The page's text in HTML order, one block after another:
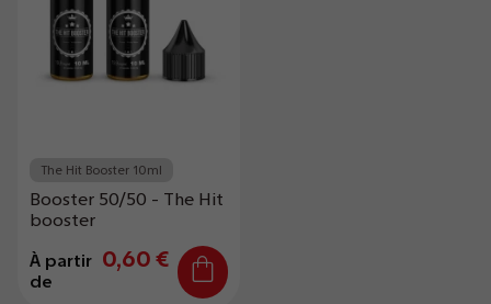
The Hit Booster 10ml
Booster 50/50 - The Hit
booster
À partir
de
0,60 €